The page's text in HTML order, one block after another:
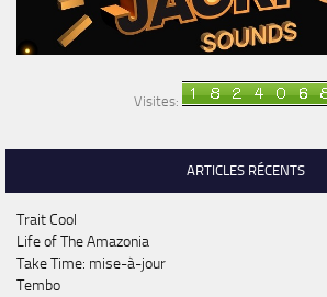
Visites:
ARTICLES RÉCENTS
Trait Cool
Life of The Amazonia
Take Time: mise-à-jour
Tembo